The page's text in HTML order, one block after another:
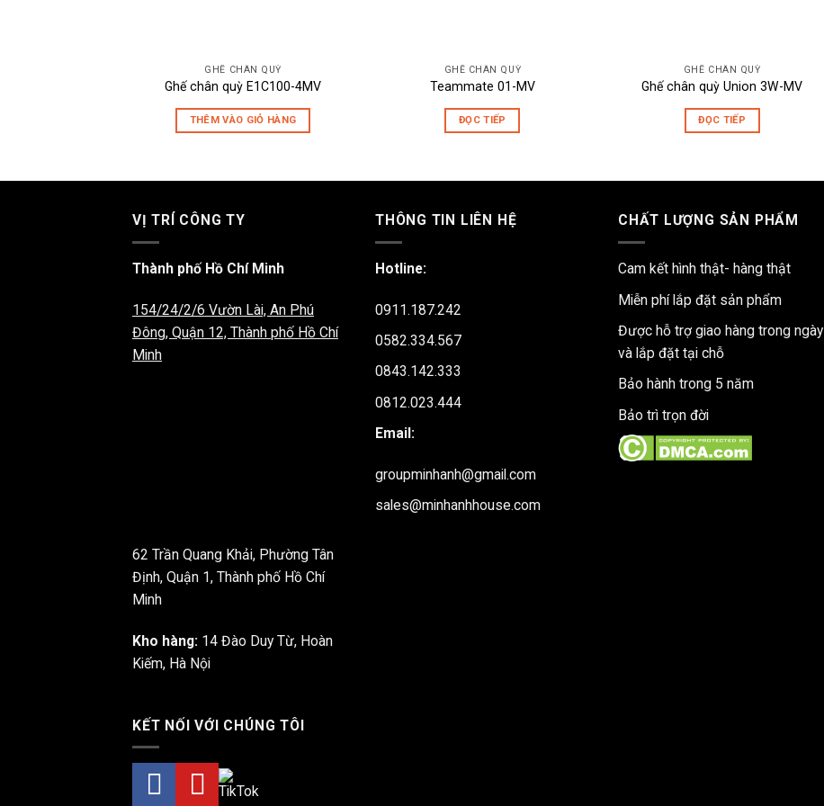
GHẾ CHÂN QUỲ
Ghế chân quỳ E1C100-4MV
THÊM VÀO GIỎ HÀNG
GHẾ CHÂN QUỲ
Teammate 01-MV
ĐỌC TIẾP
GHẾ CHÂN QUỲ
Ghế chân quỳ Union 3W-MV
ĐỌC TIẾP
VỊ TRÍ CÔNG TY
Thành phố Hồ Chí Minh
154/24/2/6 Vườn Lài, An Phú
Đông, Quận 12, Thành phố Hồ Chí
Minh
62 Trần Quang Khải, Phường Tân
Định, Quận 1, Thành phố Hồ Chí
Minh
Kho hàng: 14 Đào Duy Từ, Hoàn
Kiếm, Hà Nội
THÔNG TIN LIÊN HỆ
Hotline:
0911.187.242
0582.334.567
0843.142.333
0812.023.444
Email:
groupminhanh@gmail.com
sales@minhanhhouse.com
CHẤT LƯỢNG SẢN PHẨM
Cam kết hình thật- hàng thật
Miễn phí lắp đặt sản phẩm
Được hỗ trợ giao hàng trong ngày
và lắp đặt tại chỗ
Bảo hành trong 5 năm
Bảo trì trọn đời
KẾT NỐI VỚI CHÚNG TÔI